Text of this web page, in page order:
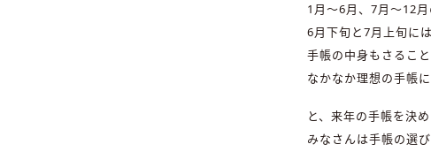
1月〜6月、7月〜12
6月下旬と7月上旬に
手帳の中身もさるこ
なかなか理想の手帳
と、来年の手帳を決
みなさんは手帳の選